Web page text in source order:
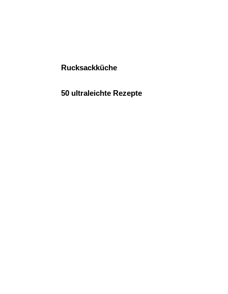
Rucksackküche
50 ultraleichte Rezepte